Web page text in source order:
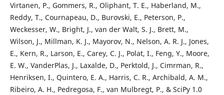
Virtanen, P., Gommers, R., Oliphant, T. E., Haberland, M.,
Reddy, T., Cournapeau, D., Burovski, E., Peterson, P.,
Weckesser, W., Bright, J., van der Walt, S. J., Brett, M.,
Wilson, J., Millman, K. J., Mayorov, N., Nelson, A. R. J., Jones,
E., Kern, R., Larson, E., Carey, C. J., Polat, I., Feng, Y., Moore,
E. W., VanderPlas, J., Laxalde, D., Perktold, J., Cimrman, R.,
Henriksen, I., Quintero, E. A., Harris, C. R., Archibald, A. M.,
Ribeiro, A. H., Pedregosa, F., van Mulbregt, P., & SciPy 1.0